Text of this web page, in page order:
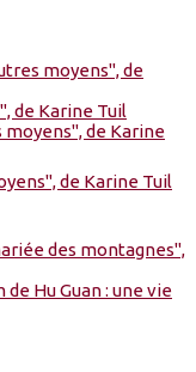
des montagnes",
Hu Guan : une vie